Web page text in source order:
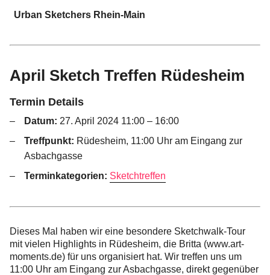
Urban Sketchers Rhein-Main
Home
Termine
Zeichen-Projekte
Blog
Kontakt
April Sketch Treffen Rüdesheim
Termin Details
Datum: 27. April 2024 11:00 – 16:00
Treffpunkt: Rüdesheim, 11:00 Uhr am Eingang zur
Asbachgasse
Terminkategorien: Sketchtreffen
Dieses Mal haben wir eine besondere Sketchwalk-Tour
mit vielen Highlights in Rüdesheim, die Britta (www.art-
moments.de) für uns organisiert hat. Wir treffen uns um
11:00 Uhr am Eingang zur Asbachgasse, direkt gegenüber